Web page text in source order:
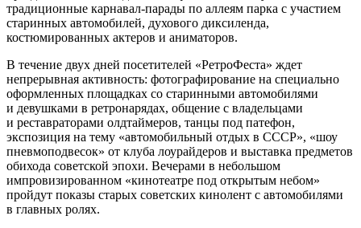
традиционные карнавал-парады по аллеям парка с участием
старинных автомобилей, духового диксиленда,
костюмированных актеров и аниматоров.
В течение двух дней посетителей «РетроФеста» ждет
непрерывная активность: фотографирование на специально
оформленных площадках со старинными автомобилями
и девушками в ретронарядах, общение с владельцами
и реставраторами олдтаймеров, танцы под патефон,
экспозиция на тему «автомобильный отдых в СССР», «шоу
пневмоподвесок» от клуба лоурайдеров и выставка предметов
обихода советской эпохи. Вечерами в небольшом
импровизированном «кинотеатре под открытым небом»
пройдут показы старых советских кинолент с автомобилями
в главных ролях.